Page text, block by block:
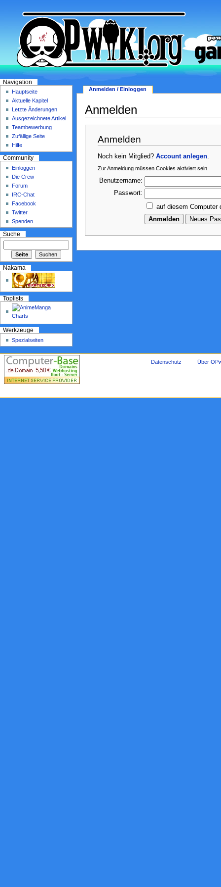
Anmelden
Anmelden
Noch kein Mitglied?Account anlegen
Zur Anmeldung müssen Cookies aktiviert sein.
Benutzername:
Passwort:
auf diesem Computer
Anmelden / Einloggen
Navigation
Hauptseite
Aktuelle Kapitel
Letzte Änderungen
Ausgezeichnete Artikel
Teambewerbung
Zufällige Seite
Hilfe
Community
Einloggen
Die Crew
Forum
IRC-Chat
Facebook
Twitter
Spenden
Suche
Nakama
Toplists
Werkzeuge
Spezialseiten
Datenschutz Über